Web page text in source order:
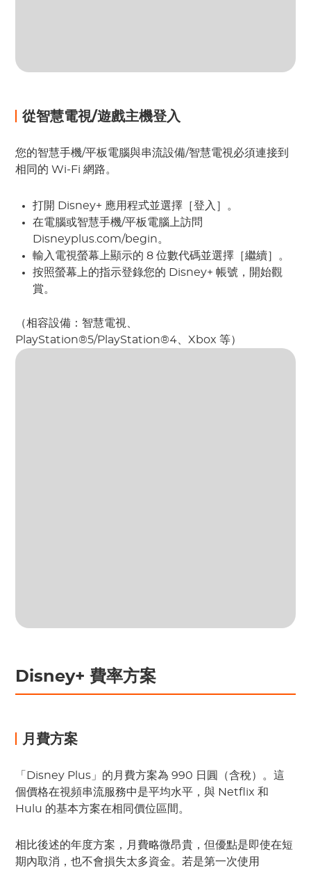
從智慧電視/遊戲主機登入
您的智慧手機/平板電腦與串流設備/智慧電視必須連接到
相同的 Wi-Fi 網路。
打開 Disney+ 應用程式並選擇［登入］。
在電腦或智慧手機/平板電腦上訪問
Disneyplus.com/begin。
輸入電視螢幕上顯示的 8 位數代碼並選擇［繼續］。
按照螢幕上的指示登錄您的 Disney+ 帳號，開始觀
賞。
（相容設備：智慧電視、
PlayStation®5/PlayStation®4、Xbox 等）
Disney+ 費率方案
月費方案
「Disney Plus」的月費方案為 990 日圓（含稅）。這
個價格在視頻串流服務中是平均水平，與 Netflix 和
Hulu 的基本方案在相同價位區間。
相比後述的年度方案，月費略微昂貴，但優點是即使在短
期內取消，也不會損失太多資金。若是第一次使用